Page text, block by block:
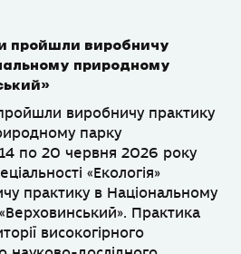
пройшли виробничу
природному
виробничу практику
парку
по 20 червня 2026 року
«Екологія»
практику в Національному
Практика
високогірного